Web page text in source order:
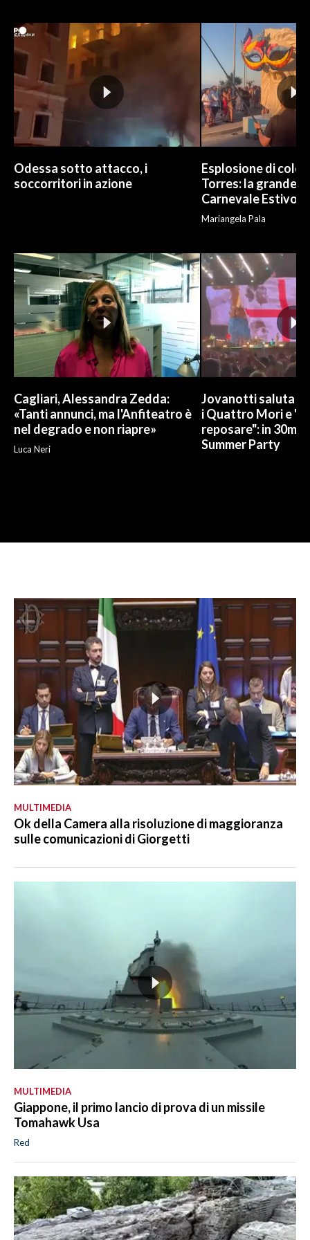
INFO AZIENDE
ABBONATI
ANNUNCI
NECROLOGI
PUBBLICITÀ
SPIAGGE
Odessa sotto attacco, i
soccorritori in azione
Esplosione di
Torres: la grande
Carnevale Estivo
Mariangela Pala
Cagliari, Alessandra Zedda:
«Tanti annunci, ma l'Anfiteatro è
nel degrado e non riapre»
Luca Neri
Jovanotti saluta la
i Quattro Mori e
reposare": in
Summer Party
MULTIMEDIA
Ok della Camera alla risoluzione di maggioranza
sulle comunicazioni di Giorgetti
MULTIMEDIA
Giappone, il primo lancio di prova di un missile
Tomahawk Usa
Red